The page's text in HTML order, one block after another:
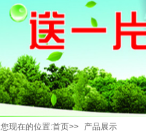
您现在的位置:首页>> 产品展示